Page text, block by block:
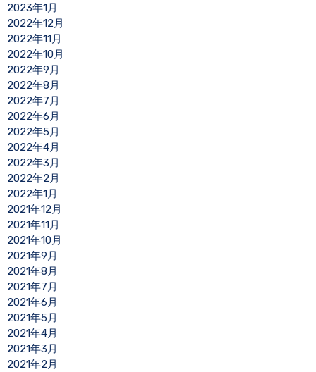
2023年1月
2022年12月
2022年11月
2022年10月
2022年9月
2022年8月
2022年7月
2022年6月
2022年5月
2022年4月
2022年3月
2022年2月
2022年1月
2021年12月
2021年11月
2021年10月
2021年9月
2021年8月
2021年7月
2021年6月
2021年5月
2021年4月
2021年3月
2021年2月